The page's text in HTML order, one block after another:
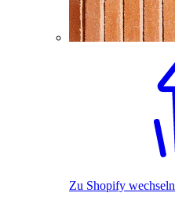
Zu Shopify wechseln